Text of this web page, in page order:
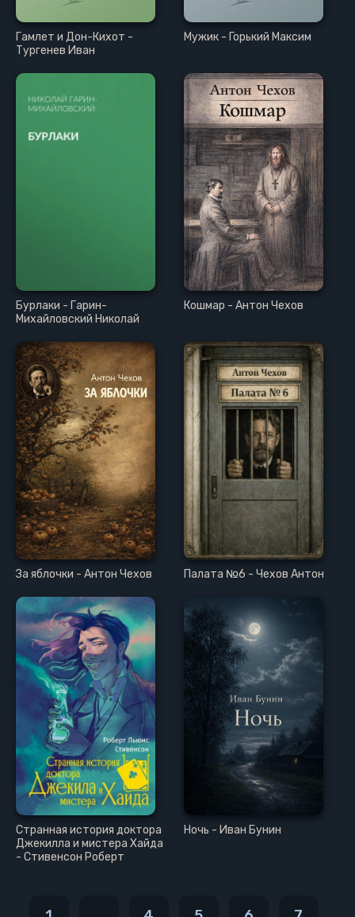
Гамлет и Дон-Кихот -
Тургенев Иван
Мужик - Горький Максим
Бурлаки - Гарин-
Михайловский Николай
Кошмар - Антон Чехов
За яблочки - Антон Чехов Палата №6 - Чехов Антон
Странная история доктора
Джекилла и мистера Хайда
- Стивенсон Роберт
Ночь - Иван Бунин